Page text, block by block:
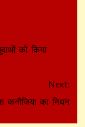
को किया
Next:
कनौजिया का निधन